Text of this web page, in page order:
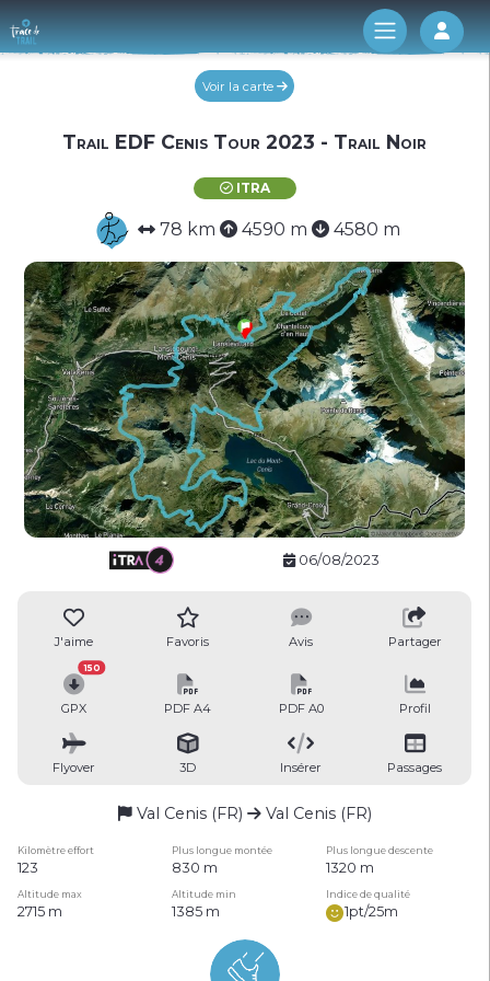
Log
Voir la carte
Trail EDF Cenis Tour 2023 - Trail Noir
ITRA
78 km 4590 m 4580 m
06/08/2023
J'aime Favoris Avis Partager
GPX
150
PDF A4 PDF A0 Profil
Flyover 3D Insérer Passages
Val Cenis (FR) Val Cenis (FR)
Kilomètre effort Plus longue montée Plus longue descente
123 830 m 1320 m
Altitude max Altitude min Indice de qualité
2715 m 1385 m 1pt/25m